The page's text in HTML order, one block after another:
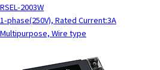
RSEL-2003W
1-phase(250V), Rated Current:3A
Multipurpose, Wire type